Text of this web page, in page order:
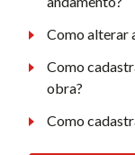
Como alterar
Como
obra?
Como